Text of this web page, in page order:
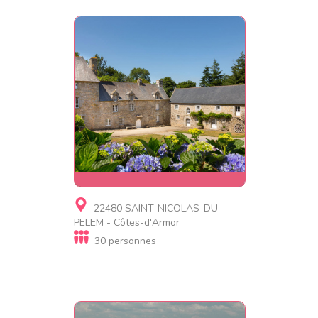
Gite, Gite de luxe
Manoir de Logueltas
22480 SAINT-NICOLAS-DU-
PELEM - Côtes-d'Armor
30 personnes